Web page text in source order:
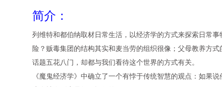
简介：
列维特和都伯纳取材日常生活，以经济学的方式来探索日常
险？贩毒集团的结构其实和麦当劳的组织很像；父母教养方
话题五花八门，却都与我们看待这个世界的方式有关。
《魔鬼经济学》中确立了一个有悖于传统智慧的观点：如果